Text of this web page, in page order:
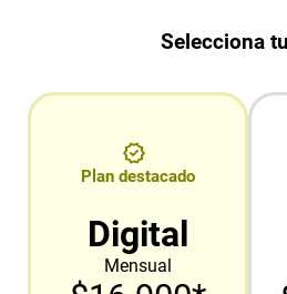
Selecciona
Plan destacado
Digital
Mensual